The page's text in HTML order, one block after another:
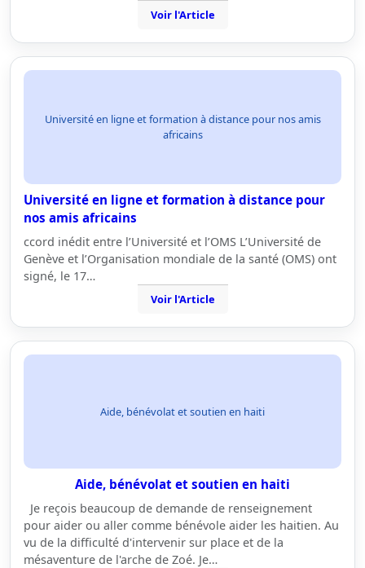
Voir l'Article
Université en ligne et formation à distance pour nos amis
africains
Université en ligne et formation à distance pour
nos amis africains
ccord inédit entre l’Université et l’OMS L’Université de
Genève et l’Organisation mondiale de la santé (OMS) ont
signé, le 17…
Voir l'Article
Aide, bénévolat et soutien en haiti
Aide, bénévolat et soutien en haiti
Je reçois beaucoup de demande de renseignement
pour aider ou aller comme bénévole aider les haitien. Au
vu de la difficulté d'intervenir sur place et de la
mésaventure de l'arche de Zoé. Je…